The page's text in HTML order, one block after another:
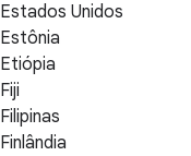
Estados Unidos
Estônia
Etiópia
Fiji
Filipinas
Finlândia